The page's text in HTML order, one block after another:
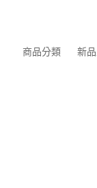
商品分類 新